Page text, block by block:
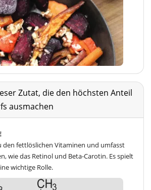
Zutat, die den höchsten Anteil
ausmachen
den fettlöslichen Vitaminen und umfasst
wie das Retinol und Beta-Carotin. Es spielt
wichtige Rolle.